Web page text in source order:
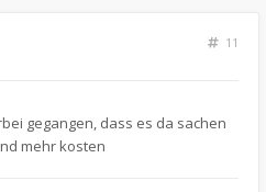
11
gegangen, dass es da sachen
mehr kosten